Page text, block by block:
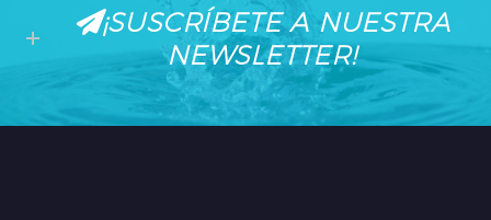
¡SUSCRÍBETE A NUESTRA
NEWSLETTER!